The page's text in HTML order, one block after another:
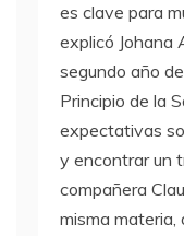
es clave para
explicó Johana
segundo año
Principio de la
expectativas
y encontrar un
compañera
misma materia,